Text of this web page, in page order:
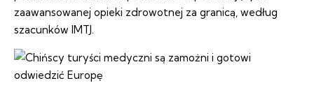
zaawansowanej opieki zdrowotnej za granicą, według
szacunków IMTJ.